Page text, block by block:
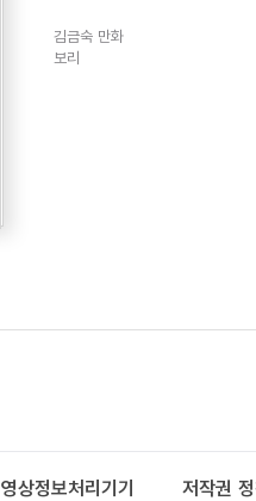
김금숙 만화
보리
영상정보처리기기 저작권